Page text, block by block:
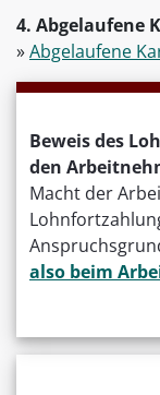
4. Abgelaufene
»Abgelaufene
Beweis des
den
Macht der
also beim